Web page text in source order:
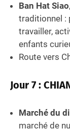
Ban Hat Siao
traditionnel :
travailler,
enfants
Route vers
Jour 7 :
Marché du
marché de